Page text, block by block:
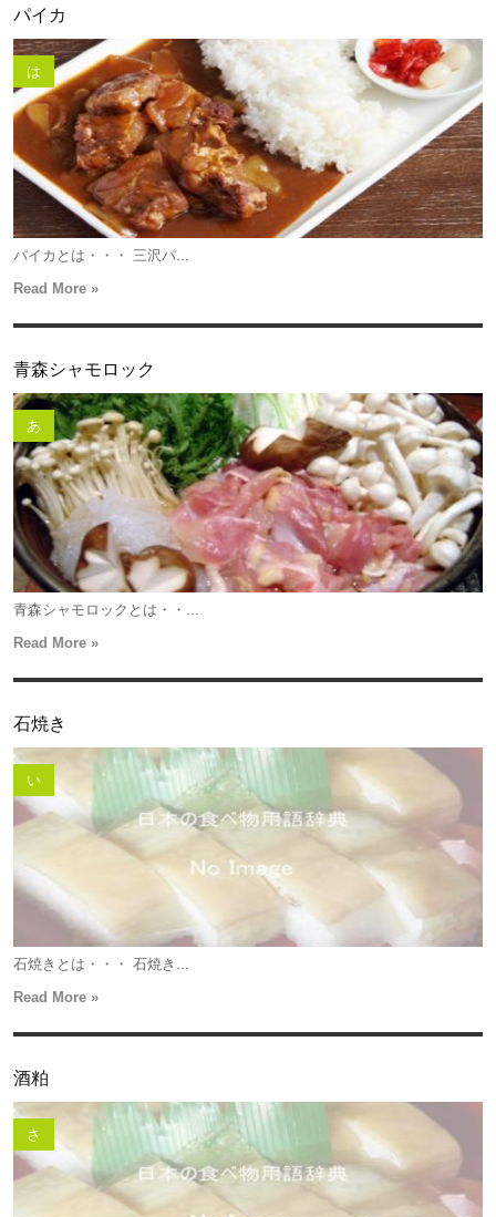
パイカ
は
パイカとは・・・ 三沢パ...
Read More »
青森シャモロック
あ
青森シャモロックとは・・...
Read More »
石焼き
い
石焼きとは・・・ 石焼き...
Read More »
酒粕
さ